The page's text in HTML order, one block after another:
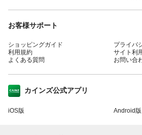
お客様サポート
ショッピングガイド
利用規約
よくある質問
プライバ
サイト利
お問い合
カインズ公式アプリ
iOS版 Android版